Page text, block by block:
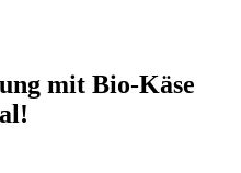
mit Bio-Käse